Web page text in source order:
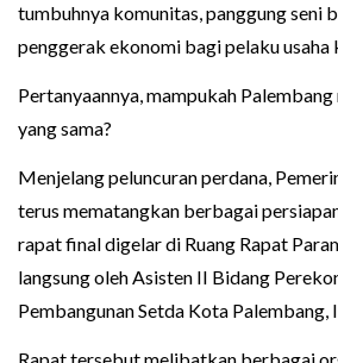
tumbuhnya komunitas, panggung seni
penggerak ekonomi bagi pelaku usaha
Pertanyaannya, mampukah
yang sama?
Menjelang peluncuran perdana,
terus mematangkan berbagai
rapat final digelar di Ruang Rapat
langsung oleh Asisten II Bidang
Pembangunan Setda Kota Palembang,